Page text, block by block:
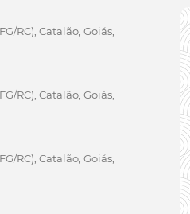
RC), Catalão, Goiás,
RC), Catalão, Goiás,
RC), Catalão, Goiás,